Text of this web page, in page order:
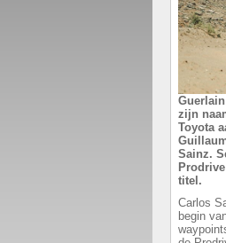
zijn
Toyota
Sainz.
titel.
Carlos
begin